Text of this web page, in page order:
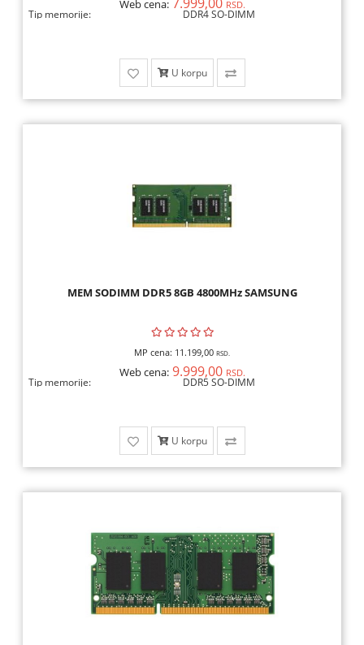
Web cena: RSD.
Tip memorije: DDR4 SO-DIMM
U korpu
MEM SODIMM DDR5 8GB 4800MHz SAMSUNG
MP cena: 11.199,00 RSD.
Web cena: 9.999,00 RSD.
Tip memorije: DDR5 SO-DIMM
U korpu